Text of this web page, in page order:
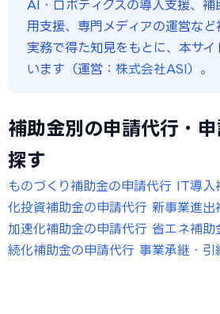
AI・ロボティクスの導入支援、補
用支援、専門メディアの運営など
実務で得た知見をもとに、本サイ
います（運営： 株式会社ASI）。
補助金別の申請代行・
探す
ものづくり補助金の申請代行 IT導入
化投資補助金の申請代行 新事業進出
加速化補助金の申請代行 省エネ補助
続化補助金の申請代行 事業承継・引